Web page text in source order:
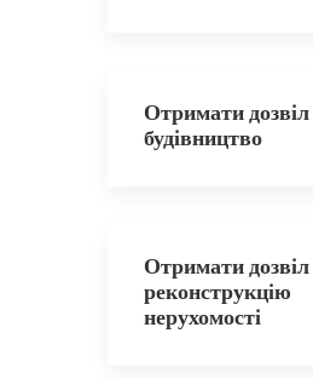
Отримати
будівництво
Отримати
реконструкцію
нерухомості